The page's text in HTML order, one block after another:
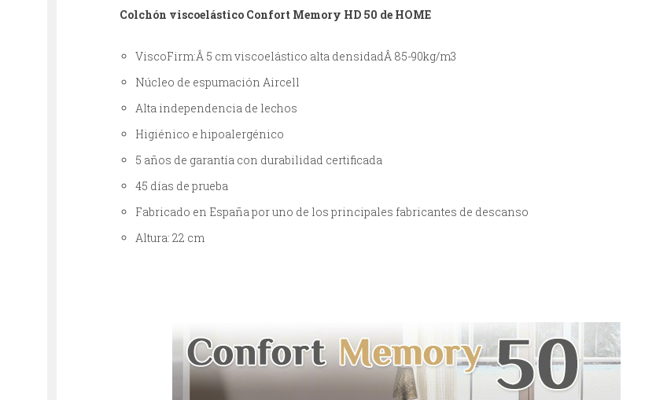
Colchón viscoelástico Confort Memory HD 50 de HOME
ViscoFirm:Â 5 cm viscoelástico alta densidadÂ 85-90kg/m3
Núcleo de espumación Aircell
Alta independencia de lechos
Higiénico e hipoalergénico
5 años de garantía con durabilidad certificada
45 días de prueba
Fabricado en España por uno de los principales fabricantes de descanso
Altura: 22 cm